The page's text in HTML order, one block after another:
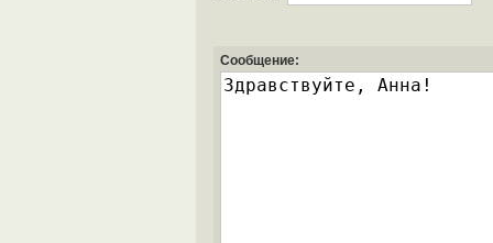
Сообщение: